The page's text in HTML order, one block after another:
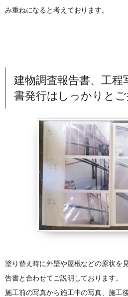
み重ねになると考えております。
建物調査報告書、工程
書発行はしっかりとご
塗り替え時に外壁や屋根などの原状を
告書と合わせてご説明しております。
施工前の写真から施工中の写真、施工